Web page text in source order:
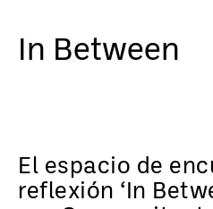
In Between
El espacio de
reflexión ‘In